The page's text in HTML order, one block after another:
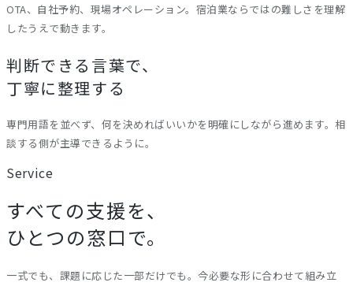
OTA、自社予約、現場オペレーション。宿泊業ならではの難しさを理解
したうえで動きます。
判断できる言葉で、
丁寧に整理する
専門用語を並べず、何を決めればいいかを明確にしながら進めます。相
談する側が主導できるように。
Service
すべての支援を、
ひとつの窓口で。
一式でも、課題に応じた一部だけでも。今必要な形に合わせて組み立